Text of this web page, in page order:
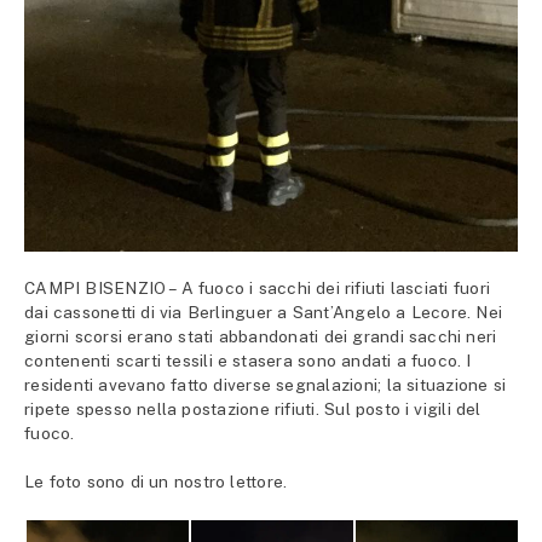
CAMPI BISENZIO – A fuoco i sacchi dei rifiuti lasciati fuori
dai cassonetti di via Berlinguer a Sant’Angelo a Lecore. Nei
giorni scorsi erano stati abbandonati dei grandi sacchi neri
contenenti scarti tessili e stasera sono andati a fuoco. I
residenti avevano fatto diverse segnalazioni; la situazione si
ripete spesso nella postazione rifiuti. Sul posto i vigili del
fuoco.
Le foto sono di un nostro lettore.